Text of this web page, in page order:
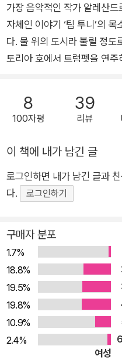
동차 경주와 길, 서킷, 우정과
다룬 걸작 《이런 이야기》를 발
갖고 활동해온 바리코는 1994
으로 대성공을 거두었을 뿐만
997년에는 재즈 연주를 닮은
에 올렸으며 2008년에는 시
<스물한 번째 강의>를 발표했
못한 제자들을 그린 소설 《엠
법을 보여주는 소설 《미스터
《젊은 신부》(2015) 등을 꾸
함께 ‘홀든 학교’라는 문예창작
다.
다. 노베첸토는 음악으로 이룰
로써 불완전한 자신의 삶을 채
망들에게서 내 인생을 떼어냈
는 육지에서의 평범한 인생을
가장 음악적인 작가 알레산
자체인 이야기 ‘팀 투니’의 목소리로 본격적인 이야기가 시작된
다. 물 위의 도시라 불릴 정도
토리아 호에서 트럼펫을 연
‘노베첸토(20세기를 뜻하는
누구도 그에게 음악을 가르
장 자연스러운 일이라는 듯
모턴’과 피아노 경합을 벌인
기회도 있었지만 그는 무한한
한한 세상을 선택했다. 유한
꿈꾸며 배에서 내리고, 세월
토리아 호가 바다 한가운데
다. 노베첸토가 끝내 내리지 않을 거
는 1인극을 위한 모놀로그이
끄는 진행자가 되어 화려한
럼펫 연주자 ‘팀’이 되어 노
신으로 분하기도 한다. ‘모놀
며 대화는 절제되었지만 독
8
100자평
39
리뷰
이 책에 내가 남긴 글
로그인하면 내가 남긴 글과
다.
로그인하기
구매자 분포
1.7%
18.8%
19.5%
19.8%
10.9%
2.4%
여성